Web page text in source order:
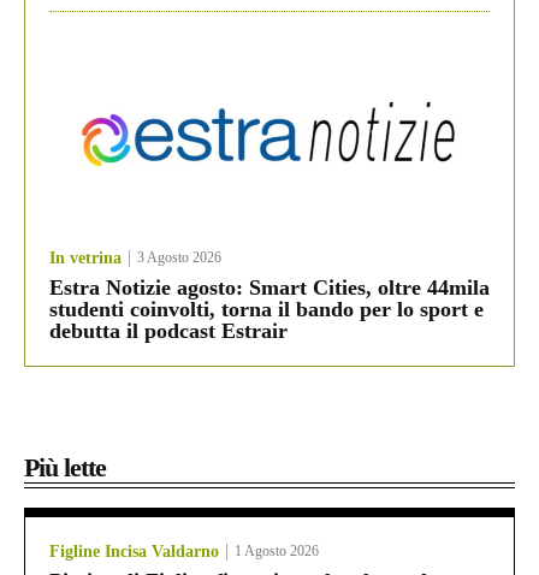
In vetrina 3 Agosto 2026
Estra Notizie agosto: Smart Cities, oltre 44mila
studenti coinvolti, torna il bando per lo sport e
debutta il podcast Estrair
Più lette
Figline Incisa Valdarno 1 Agosto 2026